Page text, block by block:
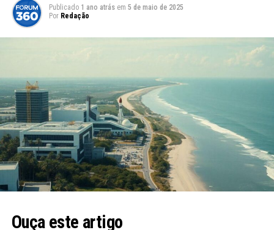
Publicado 1 ano atrás em 5 de maio de 2025
Por Redação
Ouça este artigo